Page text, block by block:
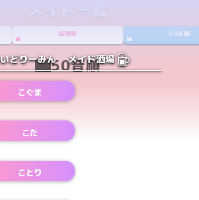
どりーみん メイド酒場
メイド一覧
店舗別 50音順
50音順
こぐま
こた
ことり